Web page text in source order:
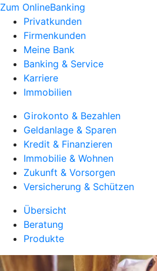
Zum OnlineBanking
Privatkunden
Firmenkunden
Meine Bank
Banking & Service
Karriere
Immobilien
Girokonto & Bezahlen
Geldanlage & Sparen
Kredit & Finanzieren
Immobilie & Wohnen
Zukunft & Vorsorgen
Versicherung & Schützen
Übersicht
Beratung
Produkte